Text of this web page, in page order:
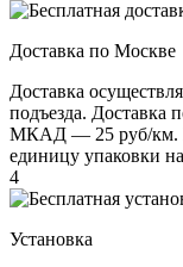
Доставка по Москве
Доставка
подъезда. Доставка
МКАД — 25 руб/км.
единицу упаковки
4
Установка